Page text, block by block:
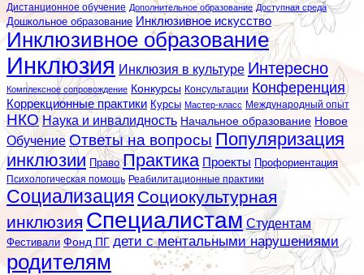
Дистанционное обучение Дополнительное образование Доступная среда
Дошкольное образование Инклюзивное искусство
Инклюзивное образование
Инклюзия Инклюзия в культуре Интересно
Комплексное сопровождение Конкурсы Консультации Конференция
Коррекционные практики Курсы Мастер-класс Международный опыт
НКО Наука и инвалидность Начальное образование Новое
Обучение Ответы на вопросы Популяризация
инклюзии Право Практика Проекты Профориентация
Психологическая помощь Реабилитационные практики
Социализация Социокультурная
инклюзия Специалистам Студентам
Фестивали Фонд ПГ дети с ментальными нарушениями
родителям